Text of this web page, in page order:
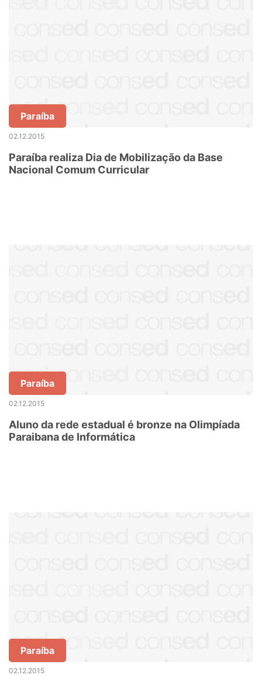
Paraíba
02.12.2015
Paraíba realiza Dia de Mobilização da Base
Nacional Comum Curricular
Paraíba
02.12.2015
Aluno da rede estadual é bronze na Olimpíada
Paraibana de Informática
Paraíba
02.12.2015